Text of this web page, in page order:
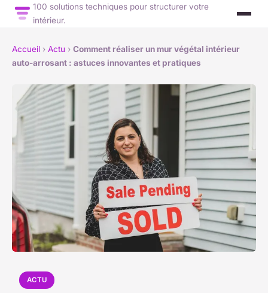
100 solutions techniques pour structurer votre
intérieur.
Accueil › Actu › Comment réaliser un mur végétal intérieur
auto-arrosant : astuces innovantes et pratiques
ACTU